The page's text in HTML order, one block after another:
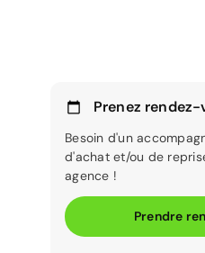
Prenez
Besoin d'un
d'achat et/ou de
agence !
Prendre